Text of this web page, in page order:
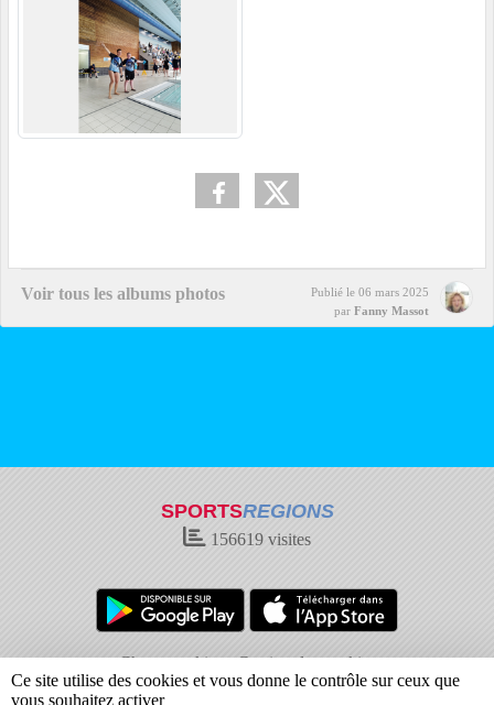
Voir tous les albums photos Publié le 06 mars 2025
par Fanny Massot
SPORTSREGIONS
156619 visites
Charte cookies
Gestion des cookies
Informations légales
Signaler un contenu inapproprié
Ce site utilise des cookies et vous donne le contrôle sur ceux que
vous souhaitez activer